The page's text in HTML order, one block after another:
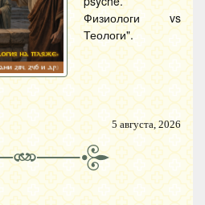
Физиологи vs
Теологи".
5 августа, 2026